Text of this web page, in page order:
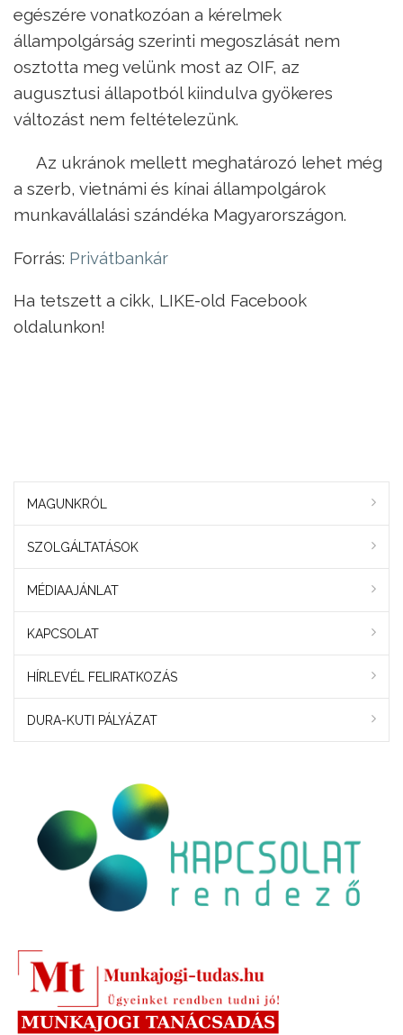
egészére vonatkozóan a kérelmek
állampolgárság szerinti megoszlását nem
osztotta meg velünk most az OIF, az
augusztusi állapotból kiindulva gyökeres
változást nem feltételezünk.
Az ukránok mellett meghatározó lehet még
a szerb, vietnámi és kínai állampolgárok
munkavállalási szándéka Magyarországon.
Forrás: Privátbankár
Ha tetszett a cikk, LIKE-old Facebook
oldalunkon!
MAGUNKRÓL
SZOLGÁLTATÁSOK
MÉDIAAJÁNLAT
KAPCSOLAT
HÍRLEVÉL FELIRATKOZÁS
DURA-KUTI PÁLYÁZAT